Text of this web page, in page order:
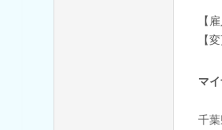
【
【
マ
千